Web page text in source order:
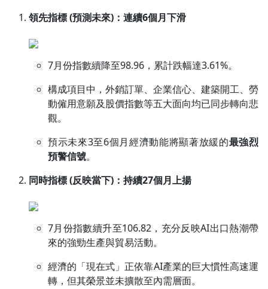
領先指標 (預測未來)：連續6個月下滑
7月份指數續降至98.96，累計跌幅達3.61%。
構成項目中，外銷訂單、企業信心、建築開工、勞
動僱用意願及股價指數等五大面向均已同步轉向悲
觀。
預示未來3至6個月經濟動能將顯著放緩的最強烈
預警信號。
同時指標 (反映當下)：持續27個月上揚
7月份指數續升至106.82，充分反映AI出口熱潮帶
來的強勁生產與貿易活動。
經濟的「現在式」正依靠AI產業的巨大慣性高速運
轉，但其榮景並未擴散至內需層面。